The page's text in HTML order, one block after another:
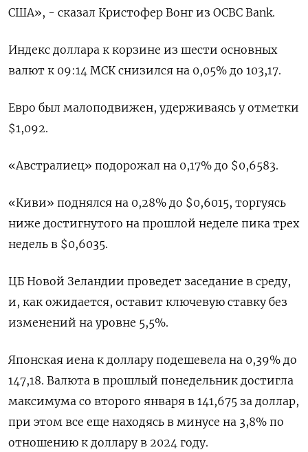
США», - сказал Кристофер Вонг из OCBC Bank.
Индекс доллара к корзине из шести основных
валют к 09:14 МСК снизился на 0,05% до 103,17​.
Евро был малоподвижен, удерживаясь у отметки
$1,092​.
«Австралиец» подорожал на 0,17% до $0,6583​.
«Киви» поднялся на 0,28% до $0,6015​, торгуясь
ниже достигнутого на прошлой неделе пика трех
недель в $0,6035.
ЦБ Новой Зеландии проведет заседание в среду,
и, как ожидается, оставит ключевую ставку без
изменений на уровне 5,5%.
Японская иена к доллару подешевела на 0,39%​ до
147,18. Валюта в прошлый понедельник достигла
максимума со второго января в 141,675 за доллар,
при этом все еще находясь в минусе на 3,8% по
отношению к доллару в 2024 году.